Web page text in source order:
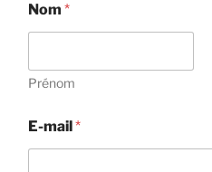
Nom *
Prénom
t
é
E-mail *